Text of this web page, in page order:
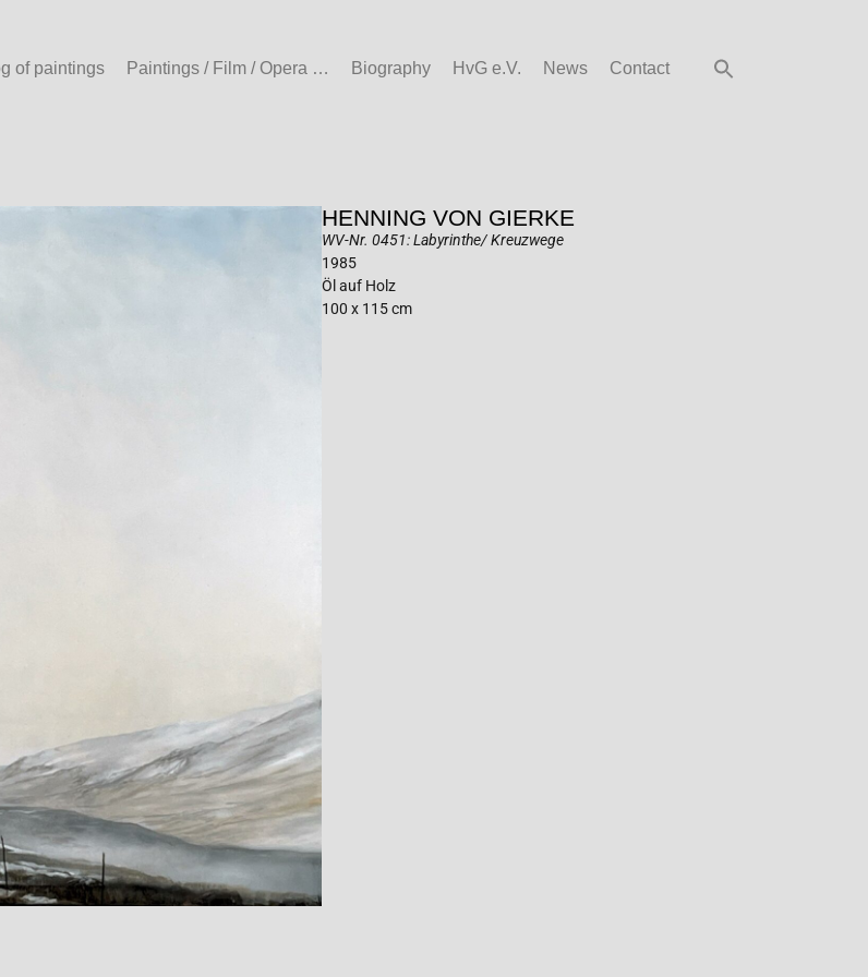
of paintings Paintings / Film / Opera … Biography HvG e.V. News Contact
HENNING VON GIERKE
WV-Nr. 0451: Labyrinthe/ Kreuzwege
1985
Öl auf Holz
100 x 115 cm